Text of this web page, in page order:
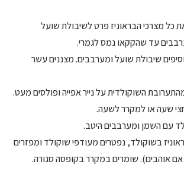
כל מצרכי הבראוניז פרט לשיבולת שועל
עד שהקקאו נמס לגמרי.
שיבולת שועל ומערבבים. מצננים עשר
השוקולדית על נייר אפייה ופולסים מעט.
שעה או למקרר לשעה.
עם השמן ומערבבים היטב.
בשוקולד, נפטרים מעודפי שוקולד ומפזרים
אוהבים). שומרים במקרר בקופסה סגורה.